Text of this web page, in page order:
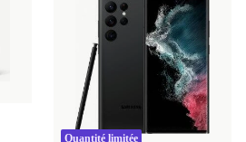
Quantité limitée